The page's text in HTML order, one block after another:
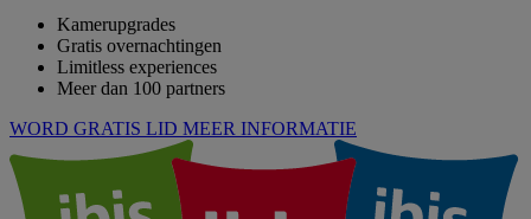
Kamerupgrades
Gratis overnachtingen
Limitless experiences
Meer dan 100 partners
WORD GRATIS LID MEER INFORMATIE